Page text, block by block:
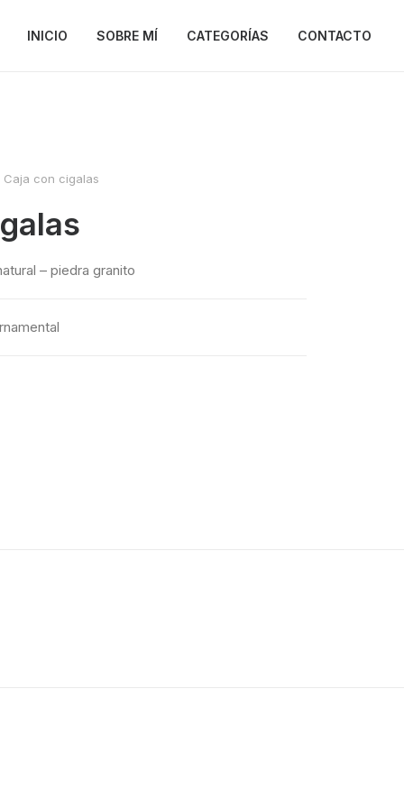
INICIO SOBRE MÍ CATEGORÍAS CONTACTO
Caja con cigalas
– piedra granito